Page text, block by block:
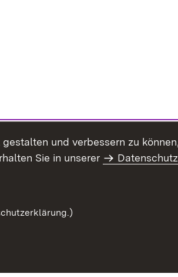
und verbessern zu
Sie in unserer